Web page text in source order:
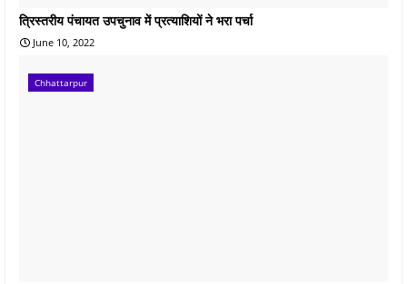
त्रिस्तरीय पंचायत उपचुनाव में प्रत्याशियों ने भरा पर्चा
June 10, 2022
Chhattarpur